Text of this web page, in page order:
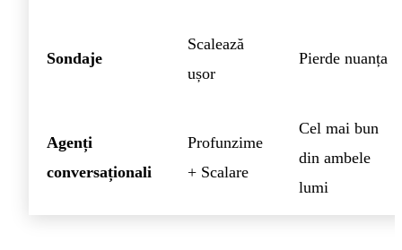
Sondaje
Scalează
ușor
Pierde nuanța
Agenți
conversaționali
Profunzime
+ Scalare
Cel mai bun
din ambele
lumi